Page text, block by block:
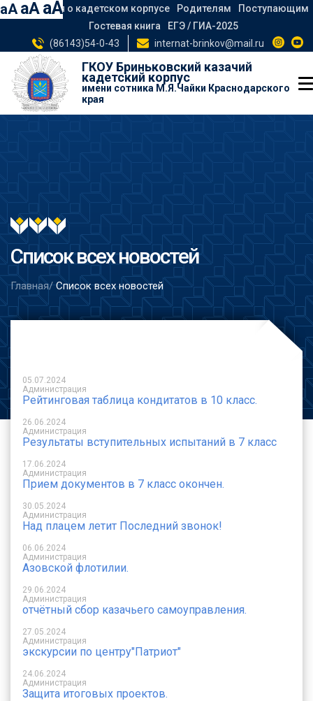
aA aAaA
Сведения о кадетском корпусе Родителям
Поступающим
Гостевая книга
ЕГЭ / ГИА-2025
(86143)54-0-43
internat-brinkov@mail.ru
ГКОУ Бриньковский казачий
кадетский корпус
имени сотника М.Я.Чайки Краснодарского
края
Список всех новостей
Главная/ Список всех новостей
05.07.2024
Администрация
Рейтинговая таблица кондитатов в 10 класс.
26.06.2024
Администрация
Результаты вступительных испытаний в 7 класс
17.06.2024
Администрация
Прием документов в 7 класс окончен.
30.05.2024
Администрация
Над плацем летит Последний звонок!
06.06.2024
Администрация
Азовской флотилии.
29.06.2024
Администрация
отчётный сбор казачьего самоуправления.
27.05.2024
Администрация
экскурсии по центру"Патриот"
24.06.2024
Администрация
Защита итоговых проектов.